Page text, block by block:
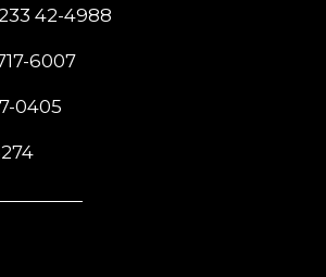
42-4988
6007
0405